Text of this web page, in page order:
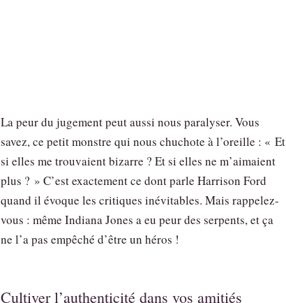
La peur du jugement peut aussi nous paralyser. Vous
savez, ce petit monstre qui nous chuchote à l’oreille : « Et
si elles me trouvaient bizarre ? Et si elles ne m’aimaient
plus ? » C’est exactement ce dont parle Harrison Ford
quand il évoque les critiques inévitables. Mais rappelez-
vous : même Indiana Jones a eu peur des serpents, et ça
ne l’a pas empêché d’être un héros !
Cultiver l’authenticité dans vos amitiés